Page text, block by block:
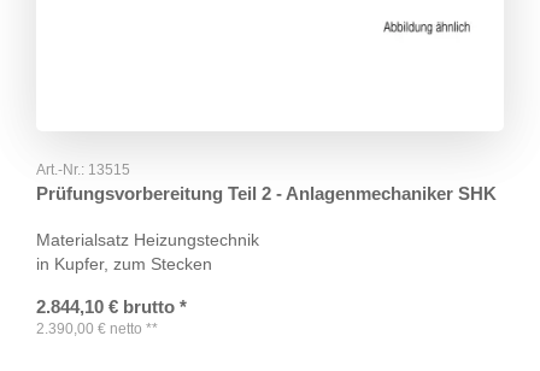
Art.-Nr.: 13515
Prüfungsvorbereitung Teil 2 - Anlagenmechaniker SHK
Materialsatz Heizungstechnik
in Kupfer, zum Stecken
2.844,10 € brutto *
2.390,00 € netto **